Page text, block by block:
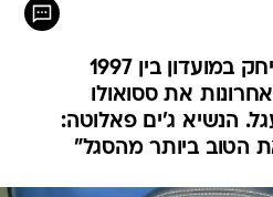
האיטלקי בן ה-47, ששיחק במועדון בין 1997
האחרונות את ססואולו
הנשיא ג'ים פאלוטה:
הטוב ביותר מהסגל"